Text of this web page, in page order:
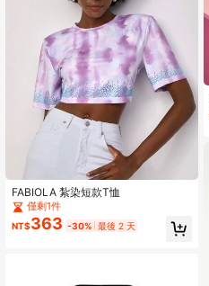
FABIOLA 紮染短款T恤
僅剩1件
NT$363 -30% 最後 2 天